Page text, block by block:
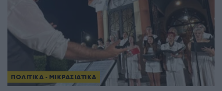
ΠΟΛΙΤΙΚΑ - ΜΙΚΡΑΣΙΑΤΙΚΑ